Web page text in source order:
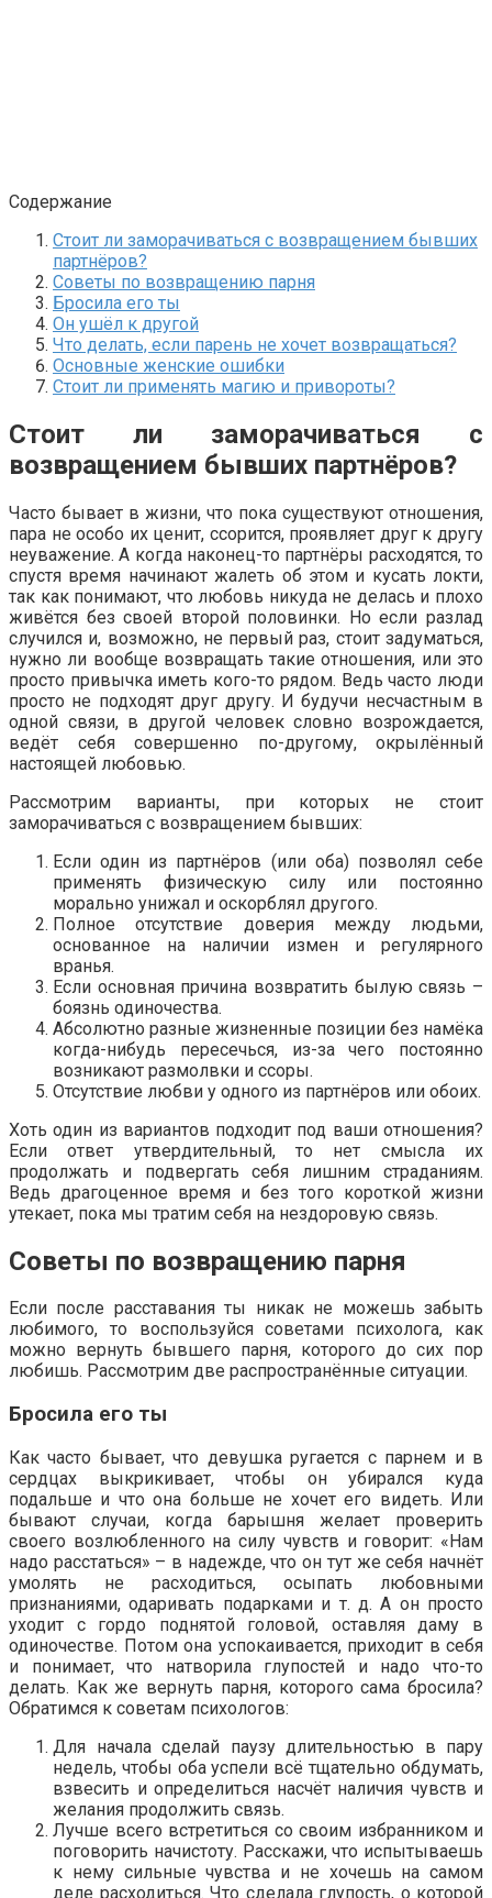
Содержание
Стоит ли заморачиваться с возвращением бывших
партнёров?
Советы по возвращению парня
Бросила его ты
Он ушёл к другой
Что делать, если парень не хочет возвращаться?
Основные женские ошибки
Стоит ли применять магию и привороты?
Стоит ли заморачиваться с
возвращением бывших партнёров?
Часто бывает в жизни, что пока существуют отношения,
пара не особо их ценит, ссорится, проявляет друг к другу
неуважение. А когда наконец-то партнёры расходятся, то
спустя время начинают жалеть об этом и кусать локти,
так как понимают, что любовь никуда не делась и плохо
живётся без своей второй половинки. Но если разлад
случился и, возможно, не первый раз, стоит задуматься,
нужно ли вообще возвращать такие отношения, или это
просто привычка иметь кого-то рядом. Ведь часто люди
просто не подходят друг другу. И будучи несчастным в
одной связи, в другой человек словно возрождается,
ведёт себя совершенно по-другому, окрылённый
настоящей любовью.
Рассмотрим варианты, при которых не стоит
заморачиваться с возвращением бывших:
Если один из партнёров (или оба) позволял себе
применять физическую силу или постоянно
морально унижал и оскорблял другого.
Полное отсутствие доверия между людьми,
основанное на наличии измен и регулярного
вранья.
Если основная причина возвратить былую связь –
боязнь одиночества.
Абсолютно разные жизненные позиции без намёка
когда-нибудь пересечься, из-за чего постоянно
возникают размолвки и ссоры.
Отсутствие любви у одного из партнёров или обоих.
Хоть один из вариантов подходит под ваши отношения?
Если ответ утвердительный, то нет смысла их
продолжать и подвергать себя лишним страданиям.
Ведь драгоценное время и без того короткой жизни
утекает, пока мы тратим себя на нездоровую связь.
Советы по возвращению парня
Если после расставания ты никак не можешь забыть
любимого, то воспользуйся советами психолога, как
можно вернуть бывшего парня, которого до сих пор
любишь. Рассмотрим две распространённые ситуации.
Бросила его ты
Как часто бывает, что девушка ругается с парнем и в
сердцах выкрикивает, чтобы он убирался куда
подальше и что она больше не хочет его видеть. Или
бывают случаи, когда барышня желает проверить
своего возлюбленного на силу чувств и говорит: «Нам
надо расстаться» – в надежде, что он тут же себя начнёт
умолять не расходиться, осыпать любовными
признаниями, одаривать подарками и т. д. А он просто
уходит с гордо поднятой головой, оставляя даму в
одиночестве. Потом она успокаивается, приходит в себя
и понимает, что натворила глупостей и надо что-то
делать. Как же вернуть парня, которого сама бросила?
Обратимся к советам психологов:
Для начала сделай паузу длительностью в пару
недель, чтобы оба успели всё тщательно обдумать,
взвесить и определиться насчёт наличия чувств и
желания продолжить связь.
Лучше всего встретиться со своим избранником и
поговорить начистоту. Расскажи, что испытываешь
к нему сильные чувства и не хочешь на самом
деле расходиться. Что сделала глупость, о которой